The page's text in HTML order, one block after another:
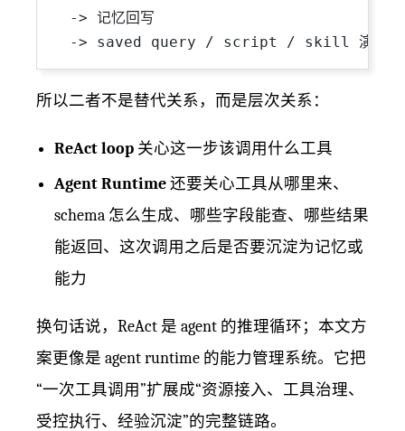
  -> 记忆回写
所以二者不是替代关系，而是层次关系：
ReAct loop 关心这一步该调用什么工具
Agent Runtime 还要关心工具从哪里来、
schema 怎么生成、哪些字段能查、哪些结果
能返回、这次调用之后是否要沉淀为记忆或
能力
换句话说，ReAct 是 agent 的推理循环；本文方
案更像是 agent runtime 的能力管理系统。它把
“一次工具调用”扩展成“资源接入、工具治理、
受控执行、经验沉淀”的完整链路。